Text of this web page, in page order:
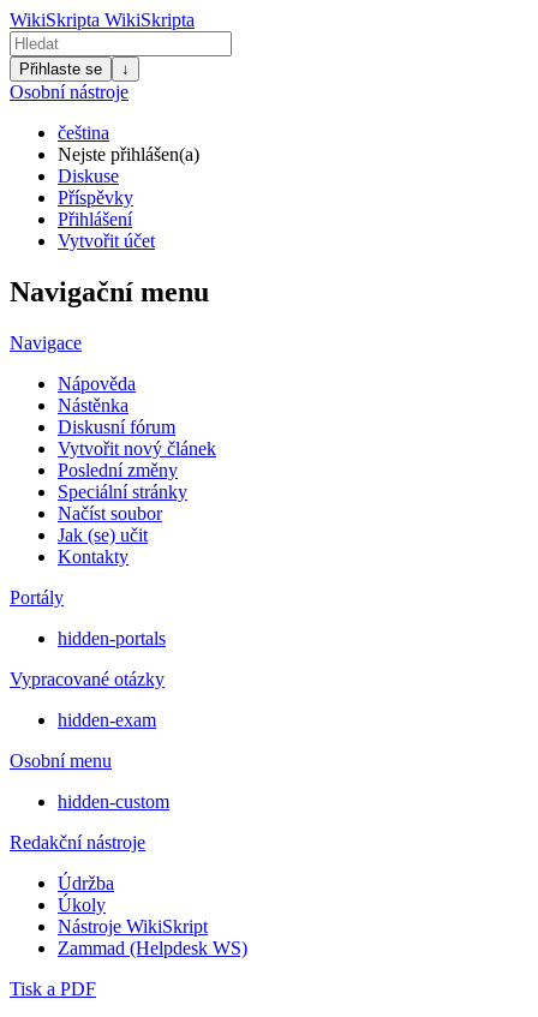
WikiSkripta WikiSkripta
Přihlaste se ↓
Osobní nástroje
čeština
Nejste přihlášen(a)
Diskuse
Příspěvky
Přihlášení
Vytvořit účet
Navigační menu
Navigace
Nápověda
Nástěnka
Diskusní fórum
Vytvořit nový článek
Poslední změny
Speciální stránky
Načíst soubor
Jak (se) učit
Kontakty
Portály
hidden-portals
Vypracované otázky
hidden-exam
Osobní menu
hidden-custom
Redakční nástroje
Údržba
Úkoly
Nástroje WikiSkript
Zammad (Helpdesk WS)
Tisk a PDF